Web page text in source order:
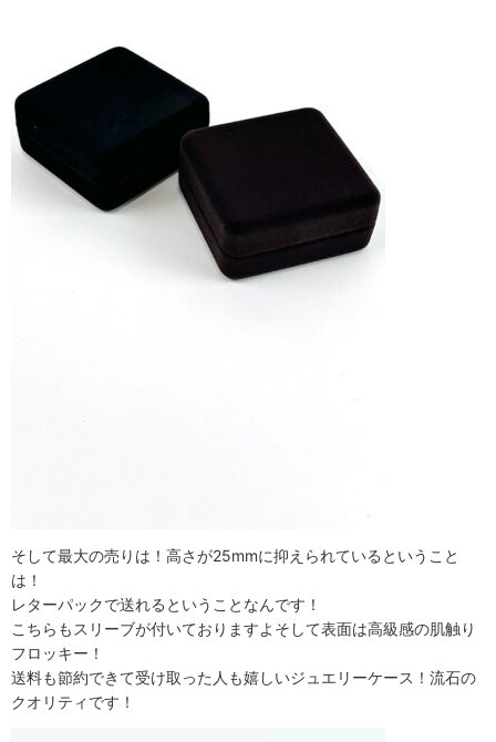
そして最大の売りは！高さが25mmに抑えられているということ
は！
レターパックで送れるということなんです！
こちらもスリーブが付いておりますよそして表面は高級感の肌触り
フロッキー！
送料も節約できて受け取った人も嬉しいジュエリーケース！流石の
クオリティです！